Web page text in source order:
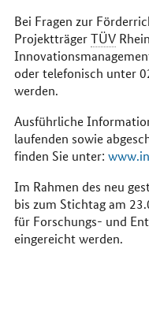
Bei Fragen zur
ProjektträgerTÜV
oder telefonisch unter
werden.
Ausführliche
laufenden sowie
finden Sie unter:
Im Rahmen des neu
bis zum Stichtag am
für Forschungs- und
eingereicht werden.